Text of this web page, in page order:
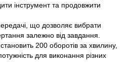
інструмент та продовжити
що дозволяє вибрати
залежно від завдання.
200 оборотів за хвилину,
для виконання різних